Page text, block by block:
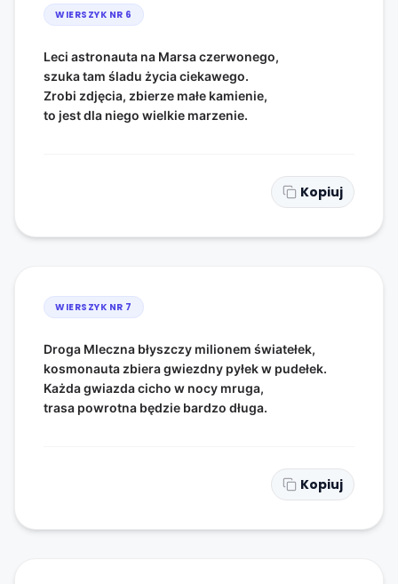
WIERSZYK NR 6
Leci astronauta na Marsa czerwonego,
szuka tam śladu życia ciekawego.
Zrobi zdjęcia, zbierze małe kamienie,
to jest dla niego wielkie marzenie.
Kopiuj
WIERSZYK NR 7
Droga Mleczna błyszczy milionem światełek,
kosmonauta zbiera gwiezdny pyłek w pudełek.
Każda gwiazda cicho w nocy mruga,
trasa powrotna będzie bardzo długa.
Kopiuj